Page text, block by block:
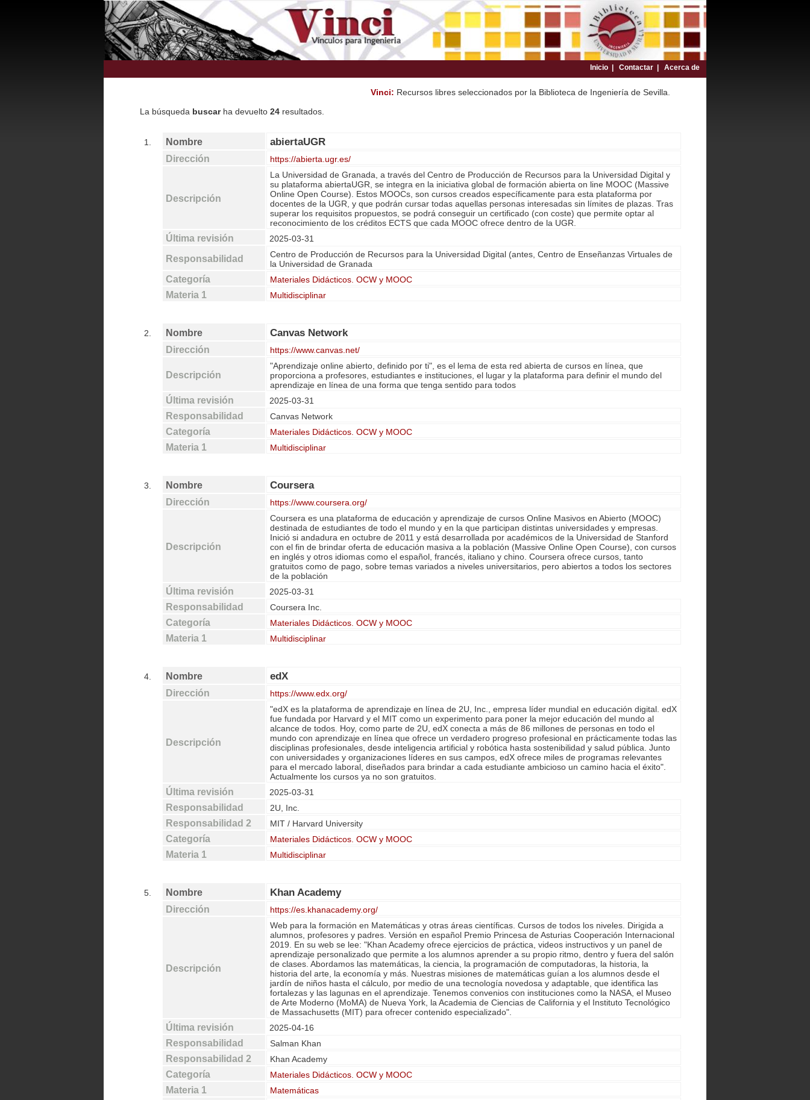
Inicio | Contactar | Acerca de
Vinci: Recursos libres seleccionados por la Biblioteca de Ingeniería de Sevilla.
La búsqueda buscarha devuelto 24 resultados.
1. Nombre abiertaUGR
Dirección https://abierta.ugr.es/
Descripción
La Universidad de Granada, a través del Centro de Producción de Recursos para la Universidad Digital y
su plataforma abiertaUGR, se integra en la iniciativa global de formación abierta on line MOOC (Massive
Online Open Course). Estos MOOCs, son cursos creados específicamente para esta plataforma por
docentes de la UGR, y que podrán cursar todas aquellas personas interesadas sin límites de plazas. Tras
superar los requisitos propuestos, se podrá conseguir un certificado (con coste) que permite optar al
reconocimiento de los créditos ECTS que cada MOOC ofrece dentro de la UGR.
Última revisión 2025-03-31
Responsabilidad
Centro de Producción de Recursos para la Universidad Digital (antes, Centro de Enseñanzas Virtuales de
la Universidad de Granada
Categoría Materiales Didácticos. OCW y MOOC
Materia 1 Multidisciplinar
2. Nombre Canvas Network
Dirección https://www.canvas.net/
Descripción
"Aprendizaje online abierto, definido por ti", es el lema de esta red abierta de cursos en línea, que
proporciona a profesores, estudiantes e instituciones, el lugar y la plataforma para definir el mundo del
aprendizaje en línea de una forma que tenga sentido para todos
Última revisión 2025-03-31
Responsabilidad Canvas Network
Categoría Materiales Didácticos. OCW y MOOC
Materia 1 Multidisciplinar
3. Nombre Coursera
Dirección https://www.coursera.org/
Descripción
Coursera es una plataforma de educación y aprendizaje de cursos Online Masivos en Abierto (MOOC)
destinada de estudiantes de todo el mundo y en la que participan distintas universidades y empresas.
Inició si andadura en octubre de 2011 y está desarrollada por académicos de la Universidad de Stanford
con el fin de brindar oferta de educación masiva a la población (Massive Online Open Course), con cursos
en inglés y otros idiomas como el español, francés, italiano y chino. Coursera ofrece cursos, tanto
gratuitos como de pago, sobre temas variados a niveles universitarios, pero abiertos a todos los sectores
de la población
Última revisión 2025-03-31
Responsabilidad Coursera Inc.
Categoría Materiales Didácticos. OCW y MOOC
Materia 1 Multidisciplinar
4. Nombre edX
Dirección https://www.edx.org/
Descripción
"edX es la plataforma de aprendizaje en línea de 2U, Inc., empresa líder mundial en educación digital. edX
fue fundada por Harvard y el MIT como un experimento para poner la mejor educación del mundo al
alcance de todos. Hoy, como parte de 2U, edX conecta a más de 86 millones de personas en todo el
mundo con aprendizaje en línea que ofrece un verdadero progreso profesional en prácticamente todas las
disciplinas profesionales, desde inteligencia artificial y robótica hasta sostenibilidad y salud pública. Junto
con universidades y organizaciones líderes en sus campos, edX ofrece miles de programas relevantes
para el mercado laboral, diseñados para brindar a cada estudiante ambicioso un camino hacia el éxito".
Actualmente los cursos ya no son gratuitos.
Última revisión 2025-03-31
Responsabilidad 2U, Inc.
Responsabilidad 2 MIT / Harvard University
Categoría Materiales Didácticos. OCW y MOOC
Materia 1 Multidisciplinar
5. Nombre Khan Academy
Dirección https://es.khanacademy.org/
Descripción
Web para la formación en Matemáticas y otras áreas científicas. Cursos de todos los niveles. Dirigida a
alumnos, profesores y padres. Versión en español Premio Princesa de Asturias Cooperación Internacional
2019. En su web se lee: "Khan Academy ofrece ejercicios de práctica, videos instructivos y un panel de
aprendizaje personalizado que permite a los alumnos aprender a su propio ritmo, dentro y fuera del salón
de clases. Abordamos las matemáticas, la ciencia, la programación de computadoras, la historia, la
historia del arte, la economía y más. Nuestras misiones de matemáticas guían a los alumnos desde el
jardín de niños hasta el cálculo, por medio de una tecnología novedosa y adaptable, que identifica las
fortalezas y las lagunas en el aprendizaje. Tenemos convenios con instituciones como la NASA, el Museo
de Arte Moderno (MoMA) de Nueva York, la Academia de Ciencias de California y el Instituto Tecnológico
de Massachusetts (MIT) para ofrecer contenido especializado".
Última revisión 2025-04-16
Responsabilidad Salman Khan
Responsabilidad 2 Khan Academy
Categoría Materiales Didácticos. OCW y MOOC
Materia 1 Matemáticas